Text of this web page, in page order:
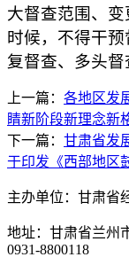
大督查范围、
时候，不得干
复督查、多头督
上一篇： 各地区发
睛新阶段新理念新
下一篇： 甘肃省发
于印发《西部地区
主办单位：甘肃省
地址：甘肃省兰州
0931-8800118